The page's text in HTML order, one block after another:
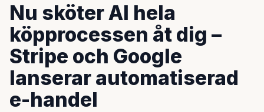
Nu sköter AI hela
köpprocessen åt dig –
Stripe och Google
lanserar automatiserad
e-handel